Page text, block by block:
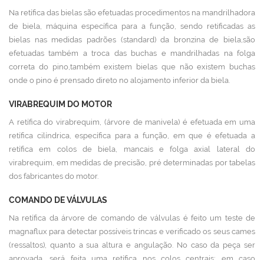
Na retífica das bielas são efetuadas procedimentos na mandrilhadora
de biela, máquina específica para a função, sendo retificadas as
bielas nas medidas padrões (standard) da bronzina de biela,são
efetuadas também a troca das buchas e mandrilhadas na folga
correta do pino,também existem bielas que não existem buchas
onde o pino é prensado direto no alojamento inferior da biela.
VIRABREQUIM DO MOTOR
A retífica do virabrequim, (árvore de manivela) é efetuada em uma
retífica cilíndrica, específica para a função, em que é efetuada a
retífica em colos de biela, mancais e folga axial lateral do
virabrequim, em medidas de precisão, pré determinadas por tabelas
dos fabricantes do motor.
COMANDO DE VÁLVULAS
Na retífica da árvore de comando de válvulas é feito um teste de
magnaflux para detectar possíveis trincas e verificado os seus cames
(ressaltos), quanto a sua altura e angulação. No caso da peça ser